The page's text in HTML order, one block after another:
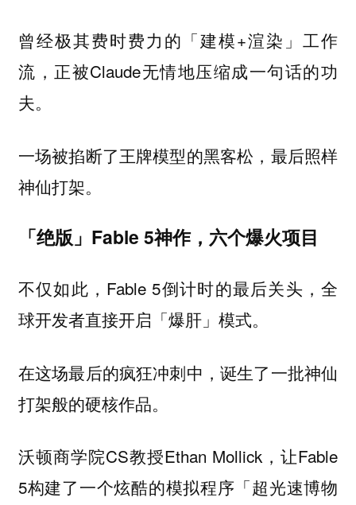
曾经极其费时费力的「建模+渲染」工作
流，正被Claude无情地压缩成一句话的功
夫。
一场被掐断了王牌模型的黑客松，最后照样
神仙打架。
「绝版」Fable 5神作，六个爆火项目
不仅如此，Fable 5倒计时的最后关头，全
球开发者直接开启「爆肝」模式。
在这场最后的疯狂冲刺中，诞生了一批神仙
打架般的硬核作品。
沃顿商学院CS教授Ethan Mollick，让Fable
5构建了一个炫酷的模拟程序「超光速博物